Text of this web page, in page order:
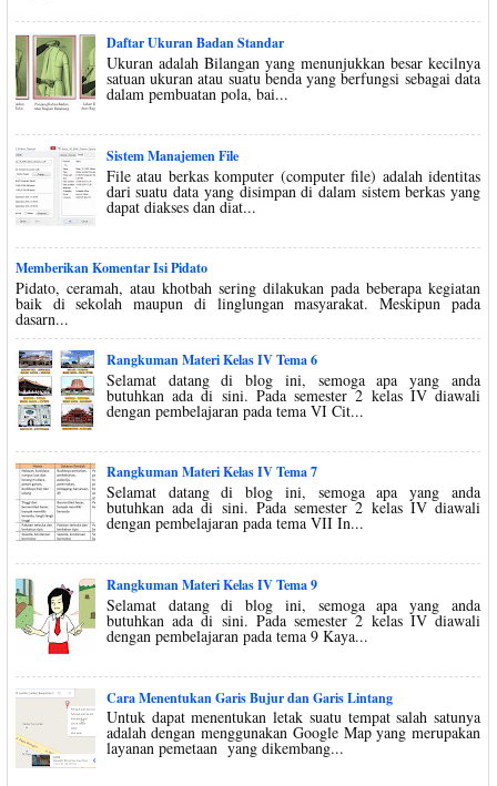
Daftar Ukuran Badan Standar
Ukuran adalah Bilangan yang menunjukkan besar kecilnya
satuan ukuran atau suatu benda yang berfungsi sebagai data
dalam pembuatan pola, bai...
Sistem Manajemen File
File atau berkas komputer (computer file) adalah identitas
dari suatu data yang disimpan di dalam sistem berkas yang
dapat diakses dan diat...
Memberikan Komentar Isi Pidato
Pidato, ceramah, atau khotbah sering dilakukan pada beberapa kegiatan
baik di sekolah maupun di linglungan masyarakat. Meskipun pada
dasarn...
Rangkuman Materi Kelas IV Tema 6
Selamat datang di blog ini, semoga apa yang anda
butuhkan ada di sini. Pada semester 2 kelas IV diawali
dengan pembelajaran pada tema VI Cit...
Rangkuman Materi Kelas IV Tema 7
Selamat datang di blog ini, semoga apa yang anda
butuhkan ada di sini. Pada semester 2 kelas IV diawali
dengan pembelajaran pada tema VII In...
Rangkuman Materi Kelas IV Tema 9
Selamat datang di blog ini, semoga apa yang anda
butuhkan ada di sini. Pada semester 2 kelas IV diawali
dengan pembelajaran pada tema 9 Kaya...
Cara Menentukan Garis Bujur dan Garis Lintang
Untuk dapat menentukan letak suatu tempat salah satunya
adalah dengan menggunakan Google Map yang merupakan
layanan pemetaan yang dikembang...